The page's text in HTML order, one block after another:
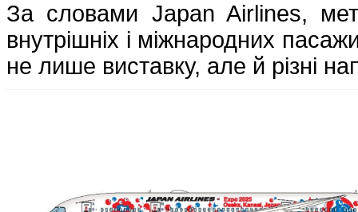
За словами Japan Airlines,
внутрішніх і міжнародних
не лише виставку, але й різні